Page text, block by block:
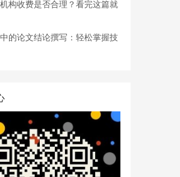
构收费是否合理？看完这篇就
的论文结论撰写：轻松掌握技